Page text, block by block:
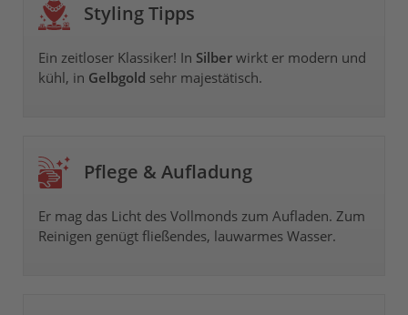
Styling Tipps
Ein zeitloser Klassiker! In Silber wirkt er modern und
kühl, in Gelbgold sehr majestätisch.
Pflege & Aufladung
Er mag das Licht des Vollmonds zum Aufladen. Zum
Reinigen genügt fließendes, lauwarmes Wasser.